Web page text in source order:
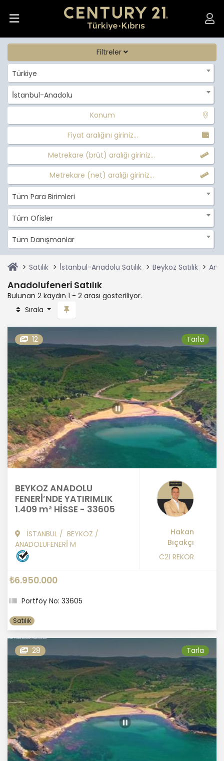
Filtreler
Türkiye
İstanbul-Anadolu
Konum
Fiyat aralığını giriniz...
Metrekare (brüt) aralığı giriniz...
Metrekare (net) aralığı giriniz...
Tüm Para Birimleri
Tüm Ofisler
Tüm Danışmanlar
Satılık İstanbul-Anadolu Satılık Beykoz Satılık
Anadolufeneri Satılık
Bulunan 2 kaydın 1 - 2 arası gösteriliyor.
Sırala
12 Tarla
BEYKOZ ANADOLU
FENERİ’NDE YATIRIMLIK
1.409 m² HİSSE - 33605
İSTANBUL / BEYKOZ /
ANADOLUFENERİ M
Hakan
Bıçakçı
C21 REKOR
₺6.950.000
Portföy No: 33605
Satılık
28 Tarla